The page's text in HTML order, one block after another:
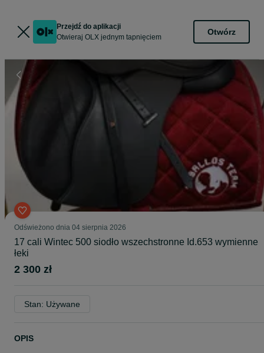
Przejdź do aplikacji
Otwieraj OLX jednym tapnięciem
Otwórz
Odświeżono dnia 04 sierpnia 2026
17 cali Wintec 500 siodło wszechstronne Id.653 wymienne
łeki
2 300 zł
Stan: Używane
OPIS